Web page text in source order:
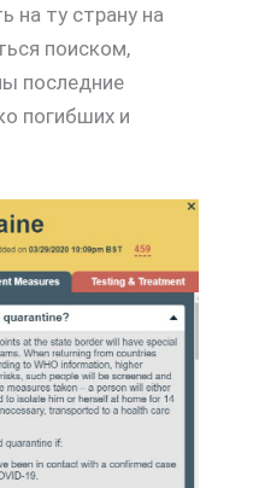
на ту страну на
поиском,
последние
погибших и